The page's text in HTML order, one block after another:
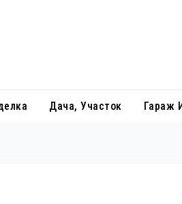
Дача, Участок Гараж